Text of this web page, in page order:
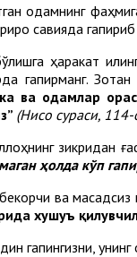
одамнинг
савияда
ҳаракат
гапирманг.
ва одамлар
(Нисо сураси, 114-
зикридан
ҳолда кўп
ва
хушуъ
гапингизни,